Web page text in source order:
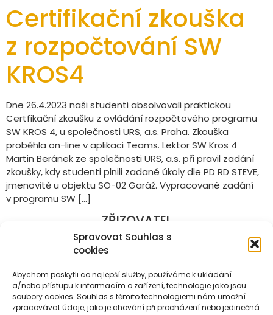
Spravovat Souhlas s
cookies
Abychom poskytli co nejlepší služby, používáme k ukládání
a/nebo přístupu k informacím o zařízení, technologie jako jsou
soubory cookies. Souhlas s těmito technologiemi nám umožní
zpracovávat údaje, jako je chování při procházení nebo jedinečná
Certifikační zkouška
z rozpočtování SW
KROS4
Dne 26.4.2023 naši studenti absolvovali praktickou
Certfikační zkoušku z ovládání rozpočtového programu
SW KROS 4, u společnosti URS, a.s. Praha. Zkouška
proběhla on-line v aplikaci Teams. Lektor SW Kros 4
Martin Beránek ze společnosti URS, a.s. při pravil zadání
zkoušky, kdy studenti plnili zadané úkoly dle PD RD STEVE,
jmenovitě u objektu SO-02 Garáž. Vypracované zadání
v programu SW […]
ZŘIZOVATEL
PARTNEŘI